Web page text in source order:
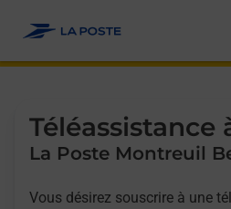
Téléassistance
La Poste Montreuil
Vous désirez souscrire à une